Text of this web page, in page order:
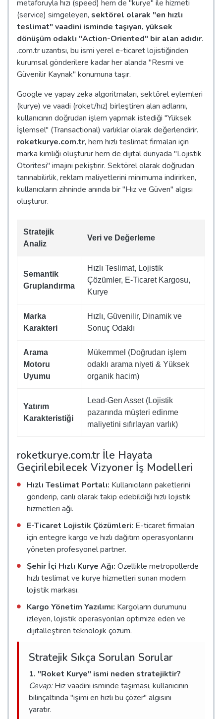
metaforuyla hızı (speed) hem de "kurye" ile hizmeti
(service) simgeleyen, sektörel olarak "en hızlı
teslimat" vaadini isminde taşıyan, yüksek
dönüşüm odaklı "Action-Oriented" bir alan adıdır.
.com.tr uzantısı, bu ismi yerel e-ticaret lojistiğinden
kurumsal gönderilere kadar her alanda "Resmi ve
Güvenilir Kaynak" konumuna taşır.
Google ve yapay zeka algoritmaları, sektörel eylemleri
(kurye) ve vaadi (roket/hız) birleştiren alan adlarını,
kullanıcının doğrudan işlem yapmak istediği "Yüksek
İşlemsel" (Transactional) varlıklar olarak değerlendirir.
roketkurye.com.tr, hem hızlı teslimat firmaları için
marka kimliği oluşturur hem de dijital dünyada "Lojistik
Otoritesi" imajını pekiştirir. Sektörel olarak doğrudan
tanınabilirlik, reklam maliyetlerini minimuma indirirken,
kullanıcıların zihninde anında bir "Hız ve Güven" algısı
oluşturur.
Stratejik
Analiz
Veri ve Değerleme
Semantik
Gruplandırma
Hızlı Teslimat, Lojistik
Çözümler, E-Ticaret Kargosu,
Kurye
Marka
Karakteri
Hızlı, Güvenilir, Dinamik ve
Sonuç Odaklı
Arama
Motoru
Uyumu
Mükemmel (Doğrudan işlem
odaklı arama niyeti & Yüksek
organik hacim)
Yatırım
Karakteristiği
Lead-Gen Asset (Lojistik
pazarında müşteri edinme
maliyetini sıfırlayan varlık)
roketkurye.com.tr İle Hayata
Geçirilebilecek Vizyoner İş Modelleri
Hızlı Teslimat Portalı: Kullanıcıların paketlerini
gönderip, canlı olarak takip edebildiği hızlı lojistik
hizmetleri ağı.
E-Ticaret Lojistik Çözümleri: E-ticaret firmaları
için entegre kargo ve hızlı dağıtım operasyonlarını
yöneten profesyonel partner.
Şehir İçi Hızlı Kurye Ağı: Özellikle metropollerde
hızlı teslimat ve kurye hizmetleri sunan modern
lojistik markası.
Kargo Yönetim Yazılımı: Kargoların durumunu
izleyen, lojistik operasyonları optimize eden ve
dijitalleştiren teknolojik çözüm.
Stratejik Sıkça Sorulan Sorular
1. "Roket Kurye" ismi neden stratejiktir?
Cevap:Hız vaadini isminde taşıması, kullanıcının
bilinçaltında "işimi en hızlı bu çözer" algısını
yaratır.